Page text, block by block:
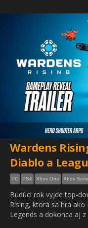
Wardens
Diablo a
PC PS4 Xbox One Xbox
Budúci rok vyjde top-
Rising, ktorá sa hrá
Legends a dokonca aj